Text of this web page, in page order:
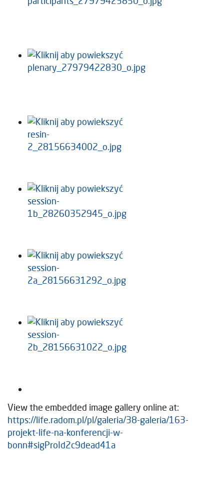
View the embedded image gallery online at:
https://life.radom.pl/pl/galeria/38-galeria/163-
projekt-life-na-konferencji-w-
bonn#sigProId2c9dead41a